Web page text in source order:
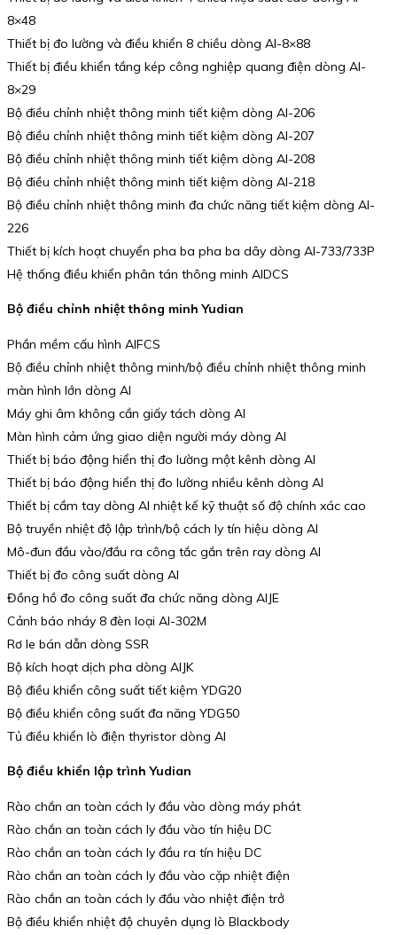
8×48
Thiết bị đo lường và điều khiển 8 chiều dòng AI-8×88
Thiết bị điều khiển tầng kép công nghiệp quang điện dòng AI-
8×29
Bộ điều chỉnh nhiệt thông minh tiết kiệm dòng AI-206
Bộ điều chỉnh nhiệt thông minh tiết kiệm dòng AI-207
Bộ điều chỉnh nhiệt thông minh tiết kiệm dòng AI-208
Bộ điều chỉnh nhiệt thông minh tiết kiệm dòng AI-218
Bộ điều chỉnh nhiệt thông minh đa chức năng tiết kiệm dòng AI-
226
Thiết bị kích hoạt chuyển pha ba pha ba dây dòng AI-733/733P
Hệ thống điều khiển phân tán thông minh AIDCS
Bộ điều chỉnh nhiệt thông minh Yudian
Phần mềm cấu hình AIFCS
Bộ điều chỉnh nhiệt thông minh/bộ điều chỉnh nhiệt thông minh
màn hình lớn dòng AI
Máy ghi âm không cần giấy tách dòng AI
Màn hình cảm ứng giao diện người máy dòng AI
Thiết bị báo động hiển thị đo lường một kênh dòng AI
Thiết bị báo động hiển thị đo lường nhiều kênh dòng AI
Thiết bị cầm tay dòng AI nhiệt kế kỹ thuật số độ chính xác cao
Bộ truyền nhiệt độ lập trình/bộ cách ly tín hiệu dòng AI
Mô-đun đầu vào/đầu ra công tắc gắn trên ray dòng AI
Thiết bị đo công suất dòng AI
Đồng hồ đo công suất đa chức năng dòng AIJE
Cảnh báo nháy 8 đèn loại AI-302M
Rơ le bán dẫn dòng SSR
Bộ kích hoạt dịch pha dòng AIJK
Bộ điều khiển công suất tiết kiệm YDG20
Bộ điều khiển công suất đa năng YDG50
Tủ điều khiển lò điện thyristor dòng AI
Bộ điều khiển lập trình Yudian
Rào chắn an toàn cách ly đầu vào dòng máy phát
Rào chắn an toàn cách ly đầu vào tín hiệu DC
Rào chắn an toàn cách ly đầu ra tín hiệu DC
Rào chắn an toàn cách ly đầu vào cặp nhiệt điện
Rào chắn an toàn cách ly đầu vào nhiệt điện trở
Bộ điều khiển nhiệt độ chuyên dụng lò Blackbody